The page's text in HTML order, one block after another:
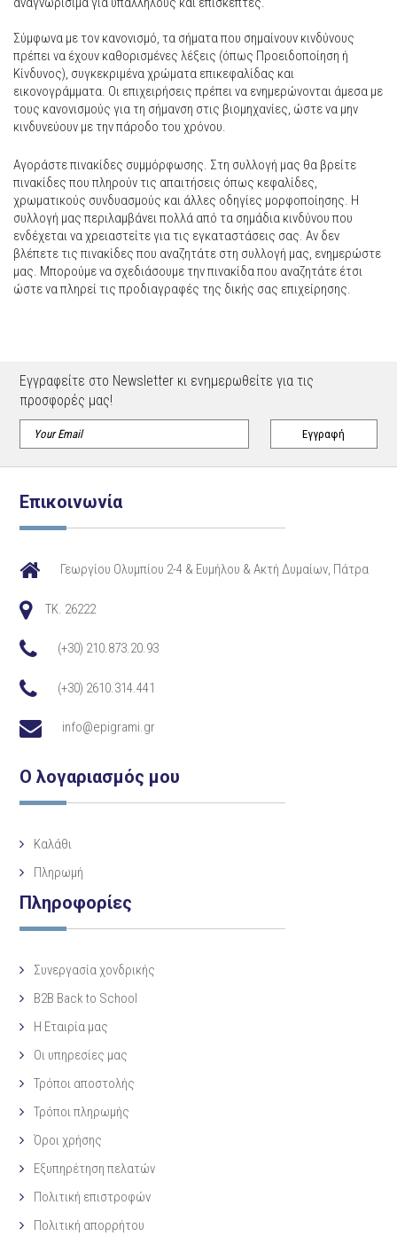
Σύμφωνα με τον κανονισμό, τα σήματα που σημαίνουν κινδύνους
πρέπει να έχουν καθορισμένες λέξεις (όπως Προειδοποίηση ή
Κίνδυνος), συγκεκριμένα χρώματα επικεφαλίδας και
εικονογράμματα. Οι επιχειρήσεις πρέπει να ενημερώνονται άμεσα με
τους κανονισμούς για τη σήμανση στις βιομηχανίες, ώστε να μην
κινδυνεύουν με την πάροδο του χρόνου.
Αγοράστε πινακίδες συμμόρφωσης. Στη συλλογή μας θα βρείτε
πινακίδες που πληρούν τις απαιτήσεις όπως κεφαλίδες,
χρωματικούς συνδυασμούς και άλλες οδηγίες μορφοποίησης. Η
συλλογή μας περιλαμβάνει πολλά από τα σημάδια κινδύνου που
ενδέχεται να χρειαστείτε για τις εγκαταστάσεις σας. Αν δεν
βλέπετε τις πινακίδες που αναζητάτε στη συλλογή μας, ενημερώστε
μας. Μπορούμε να σχεδιάσουμε την πινακίδα που αναζητάτε έτσι
ώστε να πληρεί τις προδιαγραφές της δικής σας επιχείρησης.
Εγγραφείτε στο Newsletter κι ενημερωθείτε για τις
προσφορές μας!
Επικοινωνία
Γεωργίου Ολυμπίου 2-4 & Ευμήλου & Ακτή Δυμαίων, Πάτρα
TK. 26222
(+30) 210.873.20.93
(+30) 2610.314.441
info@epigrami.gr
Ο λογαριασμός μου
Καλάθι
Πληρωμή
Πληροφορίες
Συνεργασία χονδρικής
B2B Back to School
Η Eταιρία μας
Οι υπηρεσίες μας
Τρόποι αποστολής
Τρόποι πληρωμής
Όροι χρήσης
Εξυπηρέτηση πελατών
Πολιτική επιστροφών
Πολιτική απορρήτου